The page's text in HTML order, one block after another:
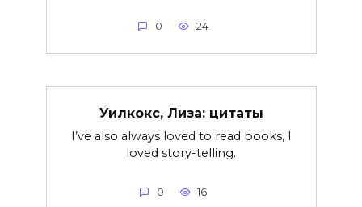
0 24
Уилкокс, Лиза: цитаты
I’ve also always loved to read books, I
loved story-telling.
0 16